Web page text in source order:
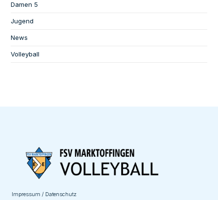
Damen 5
Jugend
News
Volleyball
Impressum / Datenschutz